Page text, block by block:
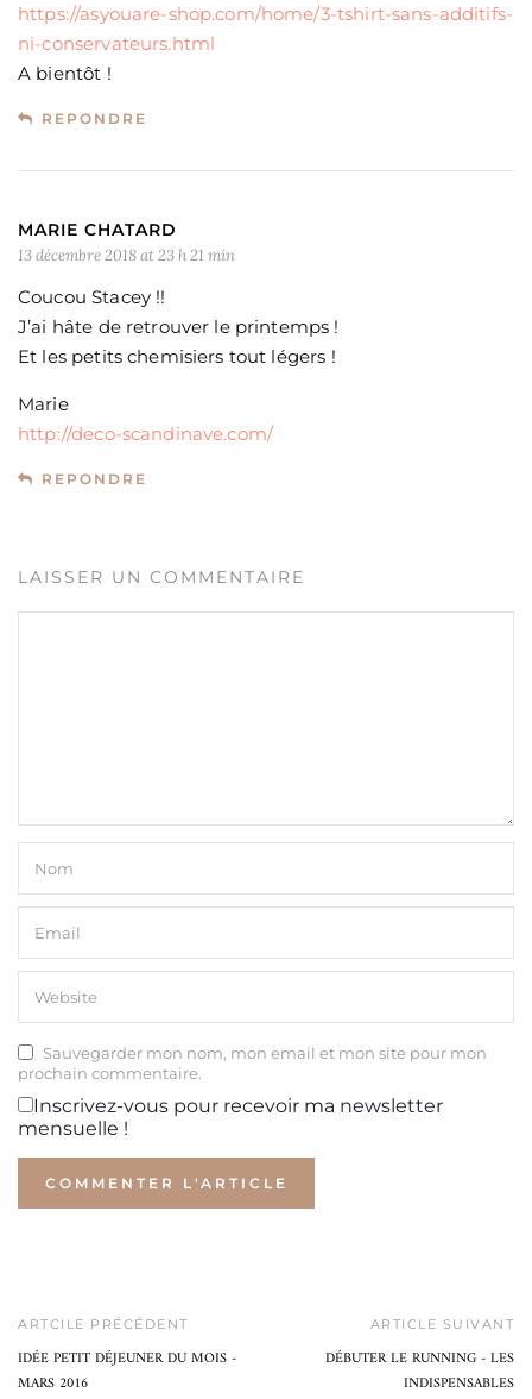
https://asyouare-shop.com/home/3-tshirt-sans-additifs-
ni-conservateurs.html
A bientôt !
REPONDRE
MARIE CHATARD
13 décembre 2018 at 23 h 21 min
Coucou Stacey !!
J’ai hâte de retrouver le printemps !
Et les petits chemisiers tout légers !
Marie
http://deco-scandinave.com/
REPONDRE
LAISSER UN COMMENTAIRE
Sauvegarder mon nom, mon email et mon site pour mon
prochain commentaire.
Inscrivez-vous pour recevoir ma newsletter
mensuelle !
ARTCILE PRÉCÉDENT
IDÉE PETIT DÉJEUNER DU MOIS -
MARS 2016
ARTICLE SUIVANT
DÉBUTER LE RUNNING - LES
INDISPENSABLES